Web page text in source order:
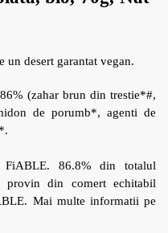
un desert garantat vegan.
(zahar brun din trestie*#,
de porumb*, agenti de
86.8% din totalul
provin din comert echitabil
Mai multe informatii pe